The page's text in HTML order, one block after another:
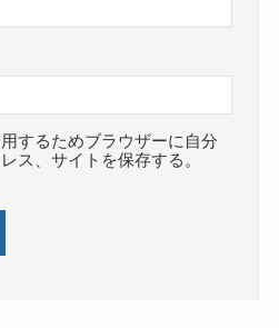
するためブラウザーに自分
ス、サイトを保存する。